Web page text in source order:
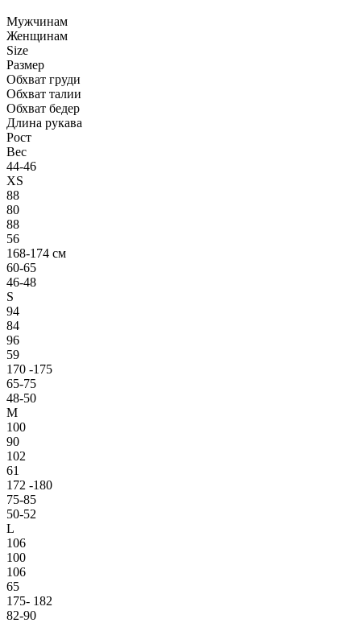
Мужчинам
Женщинам
Size
Размер
Обхват груди
Обхват талии
Обхват бедер
Длина рукава
Рост
Вес
44-46
XS
88
80
88
56
168-174 см
60-65
46-48
S
94
84
96
59
170 -175
65-75
48-50
M
100
90
102
61
172 -180
75-85
50-52
L
106
100
106
65
175- 182
82-90